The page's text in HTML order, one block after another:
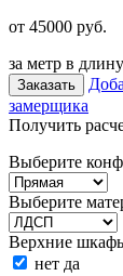
от 45000 руб.
за метр в
Заказать
замерщика
Получить
Выберите
Выберите
Верхние
нет да